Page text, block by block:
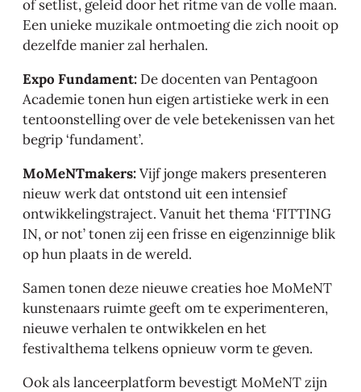
of setlist, geleid door het ritme van de volle maan.
Een unieke muzikale ontmoeting die zich nooit op
dezelfde manier zal herhalen.
Expo Fundament: De docenten van Pentagoon
Academie tonen hun eigen artistieke werk in een
tentoonstelling over de vele betekenissen van het
begrip ‘fundament’.
MoMeNTmakers:Vijf jonge makers presenteren
nieuw werk dat ontstond uit een intensief
ontwikkelingstraject. Vanuit het thema ‘FITTING
IN, or not’ tonen zij een frisse en eigenzinnige blik
op hun plaats in de wereld.
Samen tonen deze nieuwe creaties hoe MoMeNT
kunstenaars ruimte geeft om te experimenteren,
nieuwe verhalen te ontwikkelen en het
festivalthema telkens opnieuw vorm te geven.
Ook als lanceerplatform bevestigt MoMeNT zijn